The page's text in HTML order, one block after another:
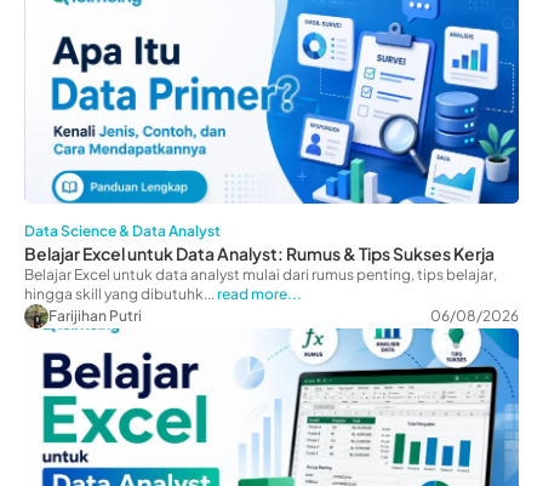
Data Science & Data Analyst
Belajar Excel untuk Data Analyst: Rumus & Tips Sukses Kerja
Belajar Excel untuk data analyst mulai dari rumus penting, tips belajar,
hingga skill yang dibutuhk... read more...
Farijihan Putri
06/08/2026